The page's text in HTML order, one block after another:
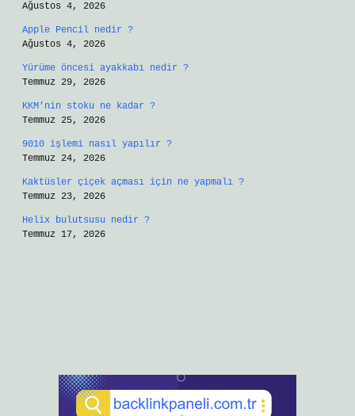
Ağustos 4, 2026
Apple Pencil nedir ?
Ağustos 4, 2026
Yürüme öncesi ayakkabı nedir ?
Temmuz 29, 2026
KKM’nin stoku ne kadar ?
Temmuz 25, 2026
9010 işlemi nasıl yapılır ?
Temmuz 24, 2026
Kaktüsler çiçek açması için ne yapmalı ?
Temmuz 23, 2026
Helix bulutsusu nedir ?
Temmuz 17, 2026